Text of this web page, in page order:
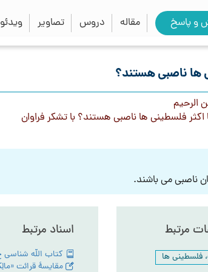
و پاسخ مقاله دروس تصاویر ویدئو search
close
ها ناصبی هستند؟
الرحیم
اکثر فلسطینی ها ناصبی هستند؟ با تشکر فراوان
ناصبی می باشند.
مرتبط
فلسطینی ها
اسناد مرتبط